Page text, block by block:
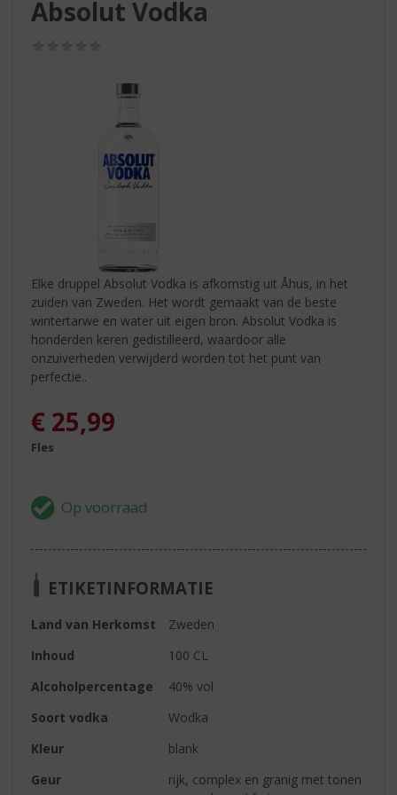
Absolut Vodka
Elke druppel Absolut Vodka is afkomstig uit Åhus, in het
zuiden van Zweden. Het wordt gemaakt van de beste
wintertarwe en water uit eigen bron. Absolut Vodka is
honderden keren gedistilleerd, waardoor alle
onzuiverheden verwijderd worden tot het punt van
perfectie..
€ 25,99
Fles
ETIKETINFORMATIE
Land van Herkomst
Zweden
Inhoud
100 CL
Alcoholpercentage
40% vol
Soort vodka
Wodka
Kleur
blank
Geur
rijk, complex en granig met tonen